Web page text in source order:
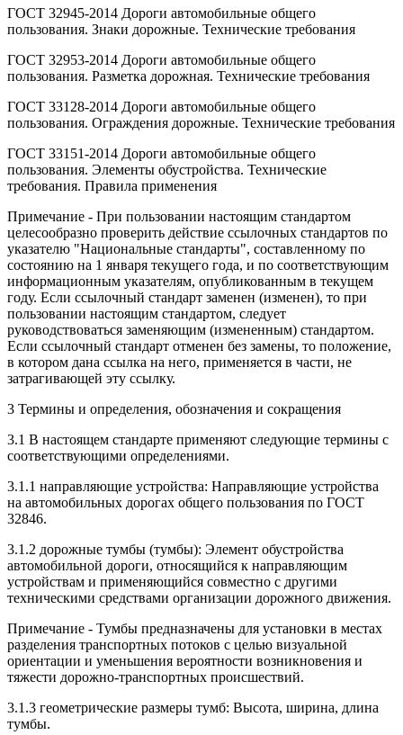
ГОСТ 32945-2014 Дороги автомобильные общего
пользования. Знаки дорожные. Технические требования
ГОСТ 32953-2014 Дороги автомобильные общего
пользования. Разметка дорожная. Технические требования
ГОСТ 33128-2014 Дороги автомобильные общего
пользования. Ограждения дорожные. Технические требования
ГОСТ 33151-2014 Дороги автомобильные общего
пользования. Элементы обустройства. Технические
требования. Правила применения
Примечание - При пользовании настоящим стандартом
целесообразно проверить действие ссылочных стандартов по
указателю "Национальные стандарты", составленному по
состоянию на 1 января текущего года, и по соответствующим
информационным указателям, опубликованным в текущем
году. Если ссылочный стандарт заменен (изменен), то при
пользовании настоящим стандартом, следует
руководствоваться заменяющим (измененным) стандартом.
Если ссылочный стандарт отменен без замены, то положение,
в котором дана ссылка на него, применяется в части, не
затрагивающей эту ссылку.
3 Термины и определения, обозначения и сокращения
3.1 В настоящем стандарте применяют следующие термины с
соответствующими определениями.
3.1.1 направляющие устройства: Направляющие устройства
на автомобильных дорогах общего пользования по ГОСТ
32846.
3.1.2 дорожные тумбы (тумбы): Элемент обустройства
автомобильной дороги, относящийся к направляющим
устройствам и применяющийся совместно с другими
техническими средствами организации дорожного движения.
Примечание - Тумбы предназначены для установки в местах
разделения транспортных потоков с целью визуальной
ориентации и уменьшения вероятности возникновения и
тяжести дорожно-транспортных происшествий.
3.1.3 геометрические размеры тумб: Высота, ширина, длина
тумбы.